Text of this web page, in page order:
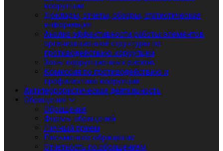
коррупции
Доклады, отчеты, обзоры, статистическая
информация
Анализ эффективности работы элементов
организационной структуры по
противодействию коррупции
Зоны коррупционных рисков
Комиссия по противодействию и
профилактике коррупции
Антитеррористическая деятельность
Обращения
Обращения
Формы обращений
Личный приём
Письменное обращение
Отчетность по обращениям